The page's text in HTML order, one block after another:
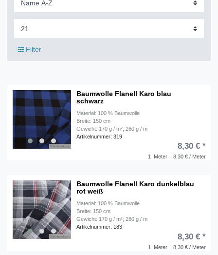
Filter
Baumwolle Flanell Karo blau
schwarz
Material: 100 % Baumwolle
Breite: 150 cm
Gewicht: 170 g / m²; 260 g / m
Artikelnummer: 319
1 Meter | 8,30 € / Meter
8,30 € *
Baumwolle Flanell Karo dunkelblau
rot weiß
Material: 100 % Baumwolle
Breite: 150 cm
Gewicht: 170 g / m²; 260 g / m
Artikelnummer: 183
1 Meter | 8,30 € / Meter
8,30 € *